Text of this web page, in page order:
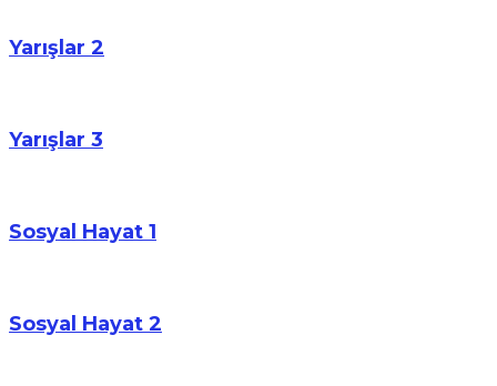
Yarışlar 2
Yarışlar 3
Sosyal Hayat 1
Sosyal Hayat 2